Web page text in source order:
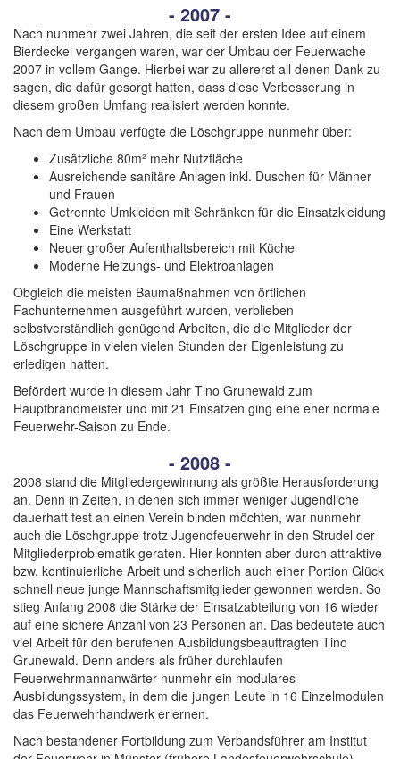
- 2007 -
Nach nunmehr zwei Jahren, die seit der ersten Idee auf einem
Bierdeckel vergangen waren, war der Umbau der Feuerwache
2007 in vollem Gange. Hierbei war zu allererst all denen Dank zu
sagen, die dafür gesorgt hatten, dass diese Verbesserung in
diesem großen Umfang realisiert werden konnte.
Nach dem Umbau verfügte die Löschgruppe nunmehr über:
Zusätzliche 80m² mehr Nutzfläche
Ausreichende sanitäre Anlagen inkl. Duschen für Männer
und Frauen
Getrennte Umkleiden mit Schränken für die Einsatzkleidung
Eine Werkstatt
Neuer großer Aufenthaltsbereich mit Küche
Moderne Heizungs- und Elektroanlagen
Obgleich die meisten Baumaßnahmen von örtlichen
Fachunternehmen ausgeführt wurden, verblieben
selbstverständlich genügend Arbeiten, die die Mitglieder der
Löschgruppe in vielen vielen Stunden der Eigenleistung zu
erledigen hatten.
Befördert wurde in diesem Jahr Tino Grunewald zum
Hauptbrandmeister und mit 21 Einsätzen ging eine eher normale
Feuerwehr-Saison zu Ende.
- 2008 -
2008 stand die Mitgliedergewinnung als größte Herausforderung
an. Denn in Zeiten, in denen sich immer weniger Jugendliche
dauerhaft fest an einen Verein binden möchten, war nunmehr
auch die Löschgruppe trotz Jugendfeuerwehr in den Strudel der
Mitgliederproblematik geraten. Hier konnten aber durch attraktive
bzw. kontinuierliche Arbeit und sicherlich auch einer Portion Glück
schnell neue junge Mannschaftsmitglieder gewonnen werden. So
stieg Anfang 2008 die Stärke der Einsatzabteilung von 16 wieder
auf eine sichere Anzahl von 23 Personen an. Das bedeutete auch
viel Arbeit für den berufenen Ausbildungsbeauftragten Tino
Grunewald. Denn anders als früher durchlaufen
Feuerwehrmannanwärter nunmehr ein modulares
Ausbildungssystem, in dem die jungen Leute in 16 Einzelmodulen
das Feuerwehrhandwerk erlernen.
Nach bestandener Fortbildung zum Verbandsführer am Institut